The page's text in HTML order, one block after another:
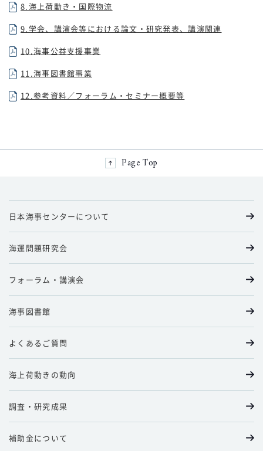
8.海上荷動き・国際物流
9.学会、講演会等における論文・研究発表、講演関連
10.海事公益支援事業
11.海事図書館事業
12.参考資料／フォーラム・セミナー概要等
Page Top
日本海事センターについて
海運問題研究会
フォーラム・講演会
海事図書館
よくあるご質問
海上荷動きの動向
調査・研究成果
補助金について